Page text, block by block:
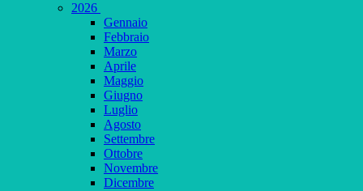
2026
Gennaio
Febbraio
Marzo
Aprile
Maggio
Giugno
Luglio
Agosto
Settembre
Ottobre
Novembre
Dicembre